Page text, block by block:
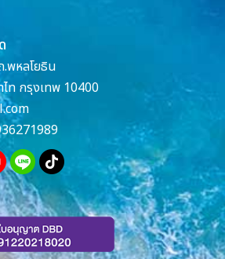
พหลโยธิน
ท กรุงเทพ 10400